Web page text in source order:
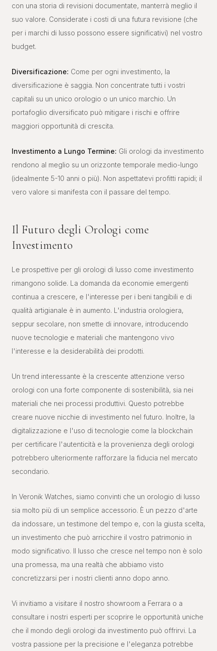
con una storia di revisioni documentate, manterrà meglio il
suo valore. Considerate i costi di una futura revisione (che
per i marchi di lusso possono essere significativi) nel vostro
budget.
Diversificazione: Come per ogni investimento, la
diversificazione è saggia. Non concentrate tutti i vostri
capitali su un unico orologio o un unico marchio. Un
portafoglio diversificato può mitigare i rischi e offrire
maggiori opportunità di crescita.
Investimento a Lungo Termine: Gli orologi da investimento
rendono al meglio su un orizzonte temporale medio-lungo
(idealmente 5-10 anni o più). Non aspettatevi profitti rapidi; il
vero valore si manifesta con il passare del tempo.
Il Futuro degli Orologi come
Investimento
Le prospettive per gli orologi di lusso come investimento
rimangono solide. La domanda da economie emergenti
continua a crescere, e l'interesse per i beni tangibili e di
qualità artigianale è in aumento. L'industria orologiera,
seppur secolare, non smette di innovare, introducendo
nuove tecnologie e materiali che mantengono vivo
l'interesse e la desiderabilità dei prodotti.
Un trend interessante è la crescente attenzione verso
orologi con una forte componente di sostenibilità, sia nei
materiali che nei processi produttivi. Questo potrebbe
creare nuove nicchie di investimento nel futuro. Inoltre, la
digitalizzazione e l'uso di tecnologie come la blockchain
per certificare l'autenticità e la provenienza degli orologi
potrebbero ulteriormente rafforzare la fiducia nel mercato
secondario.
In Veronik Watches, siamo convinti che un orologio di lusso
sia molto più di un semplice accessorio. È un pezzo d'arte
da indossare, un testimone del tempo e, con la giusta scelta,
un investimento che può arricchire il vostro patrimonio in
modo significativo. Il lusso che cresce nel tempo non è solo
una promessa, ma una realtà che abbiamo visto
concretizzarsi per i nostri clienti anno dopo anno.
Vi invitiamo a visitare il nostro showroom a Ferrara o a
consultare i nostri esperti per scoprire le opportunità uniche
che il mondo degli orologi da investimento può offrirvi. La
vostra passione per la precisione e l'eleganza potrebbe